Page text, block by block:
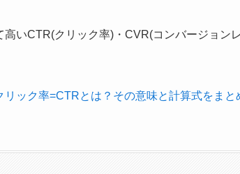
いCTR(クリック率)・CVR(コンバージョン
リック率=CTRとは？その意味と計算式をまと